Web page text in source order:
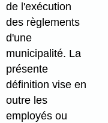
de l'exécution
des règlements
d'une
municipalité. La
présente
définition vise en
outre les
employés ou